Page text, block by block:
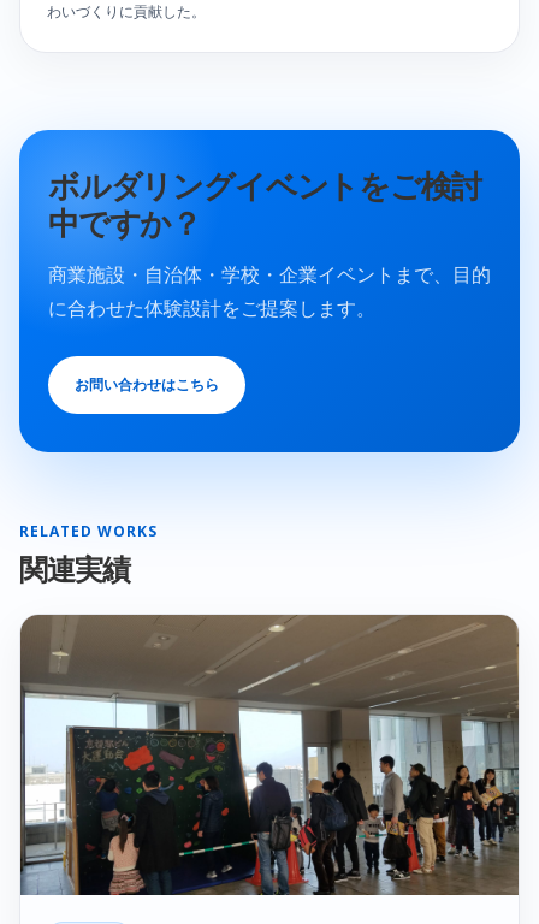
わいづくりに貢献した。
ボルダリングイベントをご検討
中ですか？
商業施設・自治体・学校・企業イベントまで、目的
に合わせた体験設計をご提案します。
お問い合わせはこちら
RELATED WORKS
関連実績